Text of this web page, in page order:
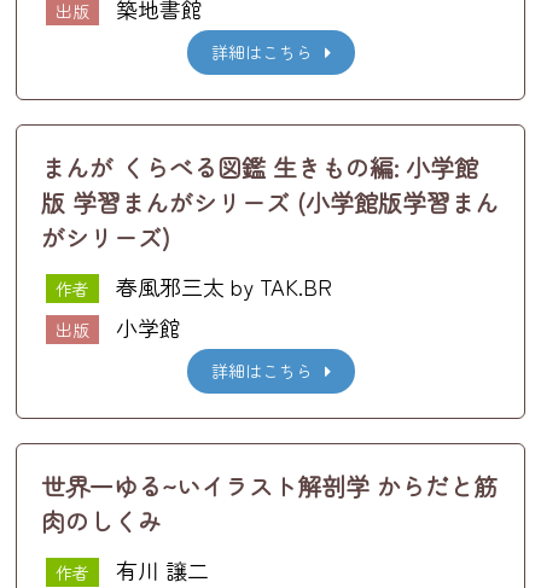
出版 築地書館
詳細はこちら
まんが くらべる図鑑 生きもの編: 小学館
版 学習まんがシリーズ (小学館版学習まん
がシリーズ)
作者 春風邪三太 by TAK.BR
出版 小学館
詳細はこちら
世界一ゆる~いイラスト解剖学 からだと筋
肉のしくみ
作者 有川 譲二